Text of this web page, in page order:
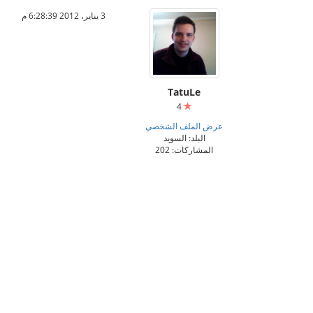
TatuLe
4
عرض الملف الشخصي
البلد: السويد
المشاركات: 202
3 يناير، 2012 6:28:39 م